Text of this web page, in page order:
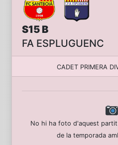
S15 B
FA ESPLUGUENC
CADET PRIMERA
No hi ha foto d'aquest
de la temporada